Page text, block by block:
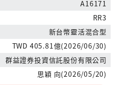
A16171
RR3
新台幣靈活混合型
TWD 405.81億(2026/06/30)
群益證券投資信託股份有限公司
思穎 向(2026/05/20)